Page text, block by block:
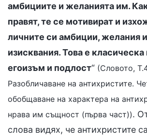
амбициите и желанията им.
правят, те се мотивират и
личните си амбиции, желания
изисквания. Това е класическа
егоизъм и подлост“ (Словото,
Разобличаване на антихристите.
обобщаване на характера на
нрава им същност (първа част)).
слова видях, че антихристите